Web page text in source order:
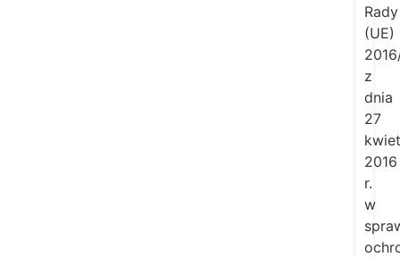
Rady
(UE)
z
dnia
27
2016
r.
w